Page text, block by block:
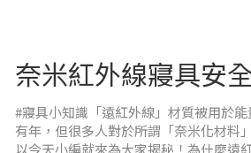
奈米紅外線寢具安
#寢具小知識「遠紅外線」材質被用於
有年，但很多人對於所謂「奈米化材
以今天小編就來為大家揭秘！為什麼遠